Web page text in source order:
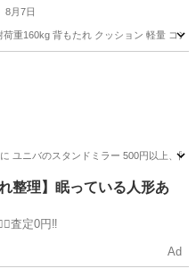
8月7日
重160kg 背もたれ クッション 軽量 コン
ユニバのスタンドミラー 500円以上、
整理】眠っている人形あ
査定0円‼️
Ad